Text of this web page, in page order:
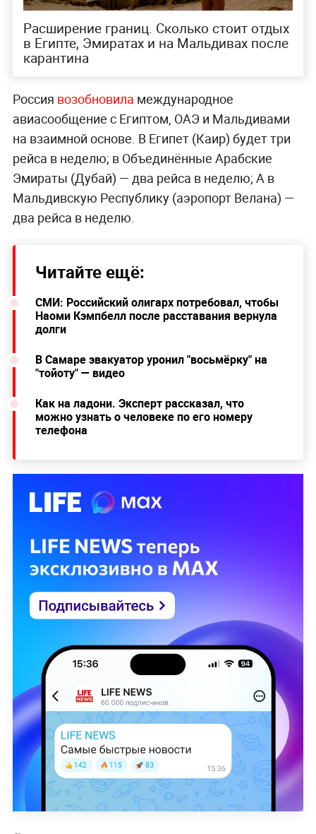
Расширение границ. Сколько стоит отдых
в Египте, Эмиратах и на Мальдивах после
карантина
Россия возобновила международное
авиасообщение с Египтом, ОАЭ и Мальдивами
на взаимной основе. В Египет (Каир) будет три
рейса в неделю; в Объединённые Арабские
Эмираты (Дубай) — два рейса в неделю; А в
Мальдивскую Республику (аэропорт Велана) —
два рейса в неделю.
Читайте ещё:
СМИ: Российский олигарх потребовал, чтобы
Наоми Кэмпбелл после расставания вернула
долги
В Самаре эвакуатор уронил "восьмёрку" на
"тойоту" — видео
Как на ладони. Эксперт рассказал, что
можно узнать о человеке по его номеру
телефона